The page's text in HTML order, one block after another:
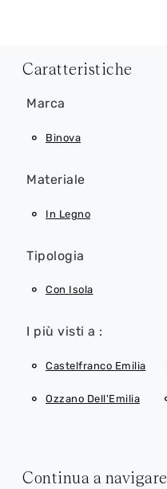
Caratteristiche
Marca
Binova
Materiale
In Legno
Tipologia
Con Isola
I più visti a :
Castelfranco Emilia
Ozzano Dell'Emilia
Continua a navigare